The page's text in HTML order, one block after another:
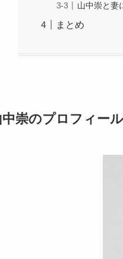
山中崇と妻
まとめ
中崇のプロフィール